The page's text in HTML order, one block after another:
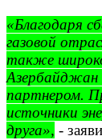
«Благодаря
газовой
также
Азербайджан
партнером.
источники
друга», -